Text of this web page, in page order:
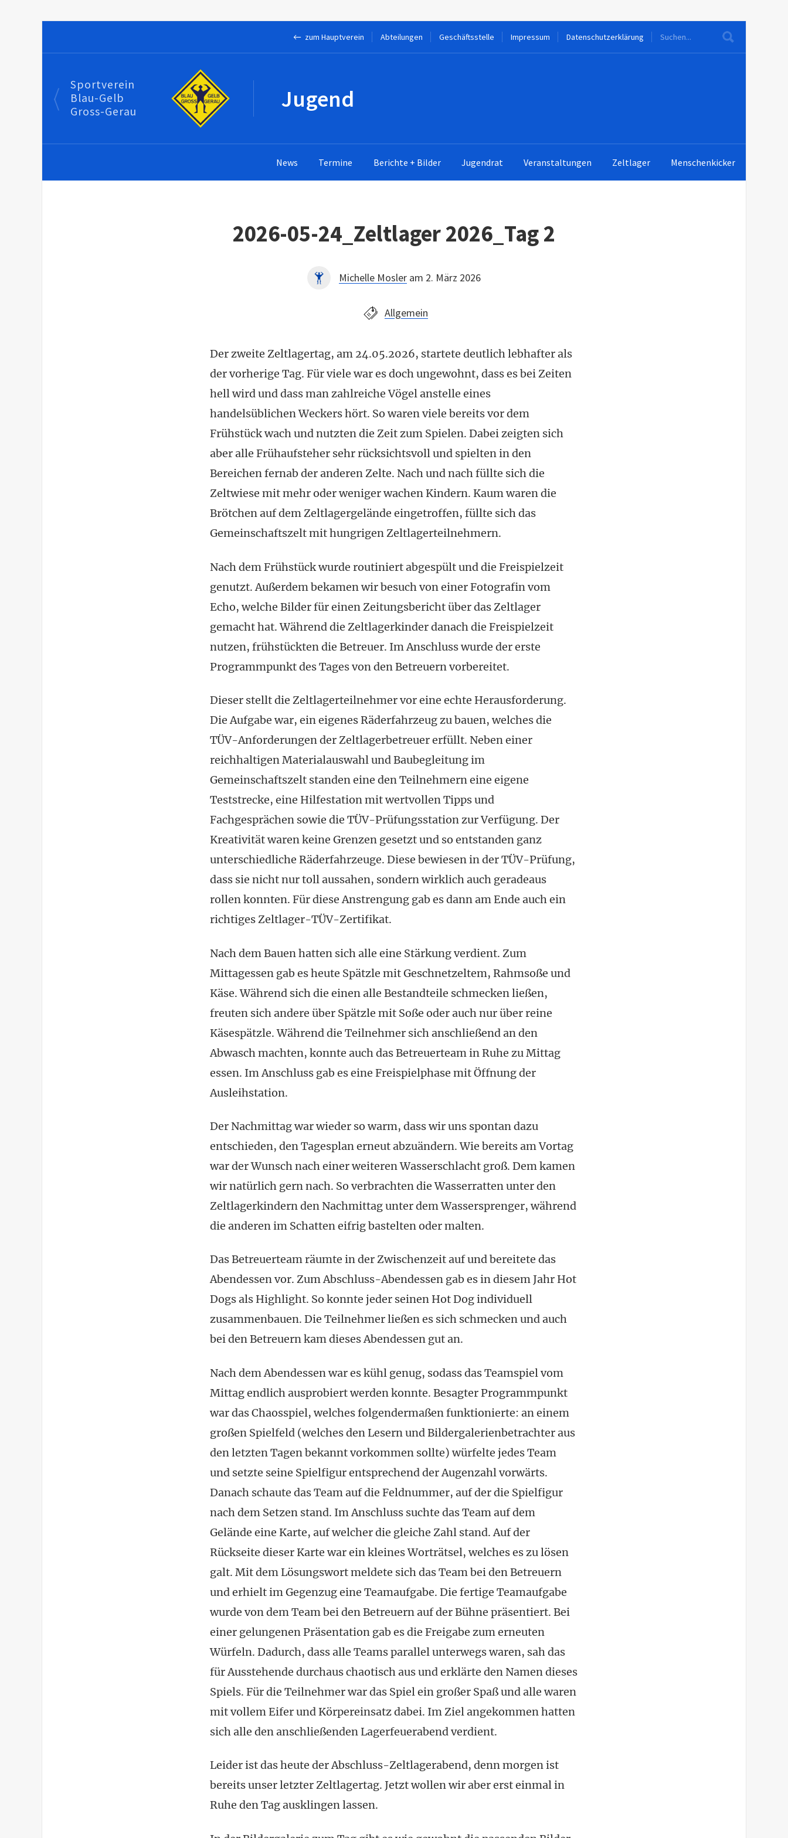
← zum Hauptverein Abteilungen Geschäftsstelle Impressum Datenschutzerklärung
Sportverein
Blau-Gelb
Gross-Gerau
Jugend
News Termine Berichte + Bilder Jugendrat Veranstaltungen Zeltlager Menschenkicker
2026-05-24_Zeltlager 2026_Tag 2
Michelle Mosler am 2. März 2026
Allgemein
Der zweite Zeltlagertag, am 24.05.2026, startete deutlich lebhafter als
der vorherige Tag. Für viele war es doch ungewohnt, dass es bei Zeiten
hell wird und dass man zahlreiche Vögel anstelle eines
handelsüblichen Weckers hört. So waren viele bereits vor dem
Frühstück wach und nutzten die Zeit zum Spielen. Dabei zeigten sich
aber alle Frühaufsteher sehr rücksichtsvoll und spielten in den
Bereichen fernab der anderen Zelte. Nach und nach füllte sich die
Zeltwiese mit mehr oder weniger wachen Kindern. Kaum waren die
Brötchen auf dem Zeltlagergelände eingetroffen, füllte sich das
Gemeinschaftszelt mit hungrigen Zeltlagerteilnehmern.
Nach dem Frühstück wurde routiniert abgespült und die Freispielzeit
genutzt. Außerdem bekamen wir besuch von einer Fotografin vom
Echo, welche Bilder für einen Zeitungsbericht über das Zeltlager
gemacht hat. Während die Zeltlagerkinder danach die Freispielzeit
nutzen, frühstückten die Betreuer. Im Anschluss wurde der erste
Programmpunkt des Tages von den Betreuern vorbereitet.
Dieser stellt die Zeltlagerteilnehmer vor eine echte Herausforderung.
Die Aufgabe war, ein eigenes Räderfahrzeug zu bauen, welches die
TÜV-Anforderungen der Zeltlagerbetreuer erfüllt. Neben einer
reichhaltigen Materialauswahl und Baubegleitung im
Gemeinschaftszelt standen eine den Teilnehmern eine eigene
Teststrecke, eine Hilfestation mit wertvollen Tipps und
Fachgesprächen sowie die TÜV-Prüfungsstation zur Verfügung. Der
Kreativität waren keine Grenzen gesetzt und so entstanden ganz
unterschiedliche Räderfahrzeuge. Diese bewiesen in der TÜV-Prüfung,
dass sie nicht nur toll aussahen, sondern wirklich auch geradeaus
rollen konnten. Für diese Anstrengung gab es dann am Ende auch ein
richtiges Zeltlager-TÜV-Zertifikat.
Nach dem Bauen hatten sich alle eine Stärkung verdient. Zum
Mittagessen gab es heute Spätzle mit Geschnetzeltem, Rahmsoße und
Käse. Während sich die einen alle Bestandteile schmecken ließen,
freuten sich andere über Spätzle mit Soße oder auch nur über reine
Käsespätzle. Während die Teilnehmer sich anschließend an den
Abwasch machten, konnte auch das Betreuerteam in Ruhe zu Mittag
essen. Im Anschluss gab es eine Freispielphase mit Öffnung der
Ausleihstation.
Der Nachmittag war wieder so warm, dass wir uns spontan dazu
entschieden, den Tagesplan erneut abzuändern. Wie bereits am Vortag
war der Wunsch nach einer weiteren Wasserschlacht groß. Dem kamen
wir natürlich gern nach. So verbrachten die Wasserratten unter den
Zeltlagerkindern den Nachmittag unter dem Wassersprenger, während
die anderen im Schatten eifrig bastelten oder malten.
Das Betreuerteam räumte in der Zwischenzeit auf und bereitete das
Abendessen vor. Zum Abschluss-Abendessen gab es in diesem Jahr Hot
Dogs als Highlight. So konnte jeder seinen Hot Dog individuell
zusammenbauen. Die Teilnehmer ließen es sich schmecken und auch
bei den Betreuern kam dieses Abendessen gut an.
Nach dem Abendessen war es kühl genug, sodass das Teamspiel vom
Mittag endlich ausprobiert werden konnte. Besagter Programmpunkt
war das Chaosspiel, welches folgendermaßen funktionierte: an einem
großen Spielfeld (welches den Lesern und Bildergalerienbetrachter aus
den letzten Tagen bekannt vorkommen sollte) würfelte jedes Team
und setzte seine Spielfigur entsprechend der Augenzahl vorwärts.
Danach schaute das Team auf die Feldnummer, auf der die Spielfigur
nach dem Setzen stand. Im Anschluss suchte das Team auf dem
Gelände eine Karte, auf welcher die gleiche Zahl stand. Auf der
Rückseite dieser Karte war ein kleines Worträtsel, welches es zu lösen
galt. Mit dem Lösungswort meldete sich das Team bei den Betreuern
und erhielt im Gegenzug eine Teamaufgabe. Die fertige Teamaufgabe
wurde von dem Team bei den Betreuern auf der Bühne präsentiert. Bei
einer gelungenen Präsentation gab es die Freigabe zum erneuten
Würfeln. Dadurch, dass alle Teams parallel unterwegs waren, sah das
für Ausstehende durchaus chaotisch aus und erklärte den Namen dieses
Spiels. Für die Teilnehmer war das Spiel ein großer Spaß und alle waren
mit vollem Eifer und Körpereinsatz dabei. Im Ziel angekommen hatten
sich alle den anschließenden Lagerfeuerabend verdient.
Leider ist das heute der Abschluss-Zeltlagerabend, denn morgen ist
bereits unser letzter Zeltlagertag. Jetzt wollen wir aber erst einmal in
Ruhe den Tag ausklingen lassen.